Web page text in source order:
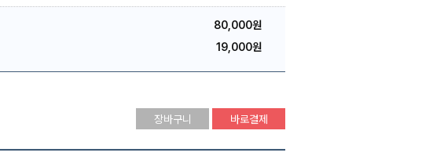
80,000원
19,000원
장바구니 바로결제